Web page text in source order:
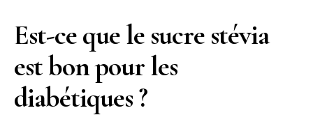
Est-ce que le sucre stévia
est bon pour les
diabétiques ?